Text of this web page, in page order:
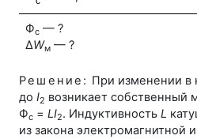
Фс — ?
ΔWм — ?
Решение: При изменении в
до I2 возникает собственный
Фс = LI2. Индуктивность L
из закона электромагнитной